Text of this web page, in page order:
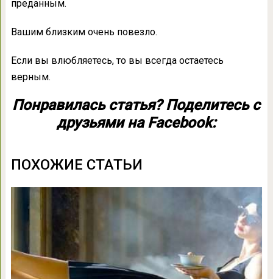
преданным.
Вашим близким очень повезло.
Если вы влюбляетесь, то вы всегда остаетесь
верным.
Понравилась статья? Поделитесь с
друзьями на Facebook:
ПОХОЖИЕ СТАТЬИ